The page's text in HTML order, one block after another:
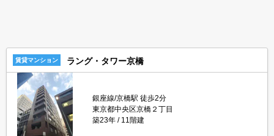
賃貸マンション ラング・タワー京橋
銀座線/京橋駅 徒歩2分
東京都中央区京橋２丁目
築23年
11階建